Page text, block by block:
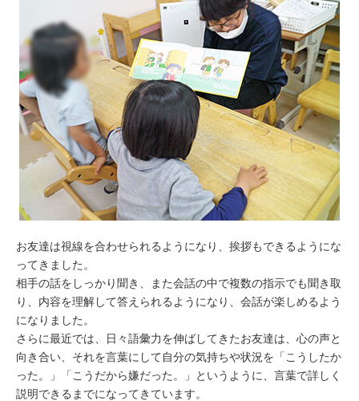
お友達は視線を合わせられるようになり、挨拶もできるようにな
ってきました。
相手の話をしっかり聞き、また会話の中で複数の指示でも聞き取
り、内容を理解して答えられるようになり、会話が楽しめるよう
になりました。
さらに最近では、日々語彙力を伸ばしてきたお友達は、心の声と
向き合い、それを言葉にして自分の気持ちや状況を「こうしたか
った。」「こうだから嫌だった。」というように、言葉で詳しく
説明できるまでになってきています。